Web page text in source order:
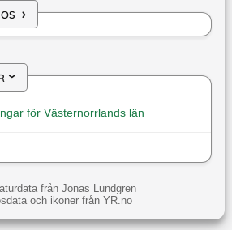
›
›
för Västernorrlands län
från Jonas Lundgren
och ikoner från YR.no